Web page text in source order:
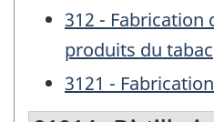
312 - Fabrication
produits du tabac
3121 -